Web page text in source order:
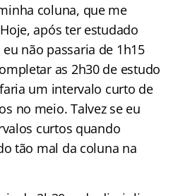
coluna, que me
após ter estudado
não passaria de 1h15
as 2h30 de estudo
um intervalo curto de
no meio. Talvez se eu
curtos quando
tão mal da coluna na